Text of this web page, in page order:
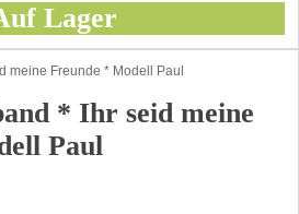
Lager
* Ihr seid meine
Paul